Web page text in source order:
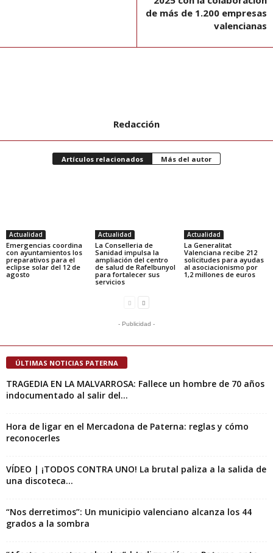
de más de 1.200 empresas
valencianas
Redacción
Artículos relacionados Más del autor
Actualidad
Emergencias coordina
con ayuntamientos los
preparativos para el
eclipse solar del 12 de
agosto
Actualidad
La Conselleria de
Sanidad impulsa la
ampliación del centro
de salud de Rafelbunyol
para fortalecer sus
servicios
Actualidad
La Generalitat
Valenciana recibe 212
solicitudes para ayudas
al asociacionismo por
1,2 millones de euros
- Publicidad -
ÚLTIMAS NOTICIAS PATERNA
TRAGEDIA EN LA MALVARROSA: Fallece un hombre de 70 años
indocumentado al salir del...
Hora de ligar en el Mercadona de Paterna: reglas y cómo
reconocerles
VÍDEO | ¡TODOS CONTRA UNO! La brutal paliza a la salida de
una discoteca...
“Nos derretimos”: Un municipio valenciano alcanza los 44
grados a la sombra